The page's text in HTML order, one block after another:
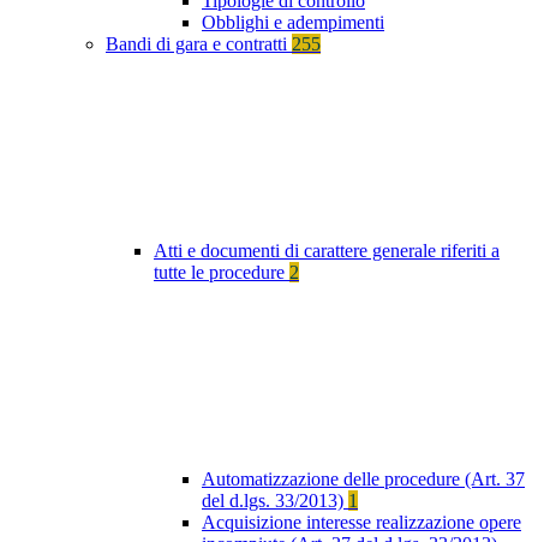
Obblighi e adempimenti
Bandi di gara e contratti 255
Atti e documenti di carattere generale riferiti a
tutte le procedure 2
Automatizzazione delle procedure (Art. 37
del d.lgs. 33/2013) 1
Acquisizione interesse realizzazione opere